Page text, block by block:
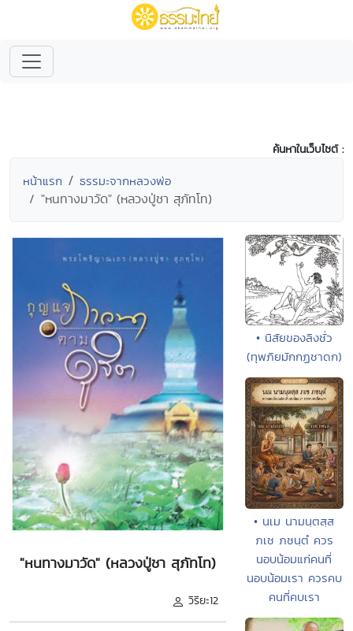
ค้นหาในเว็บไซต์ :
หน้าแรก ธรรมะจากหลวงพ่อ
"หนทางมาวัด" (หลวงปู่ชา สุภัทโท)
"หนทางมาวัด" (หลวงปู่ชา สุภัทโท)
วิริยะ12
• นิสัยของลิงชั่ว
(ทุพภิยมักกฏชาดก)
• นเม นามนฺตสฺส
ภเช ภชนฺตํ ควร
นอบน้อมแก่คนที่
นอบน้อมเรา ควรคบ
คนที่คบเรา